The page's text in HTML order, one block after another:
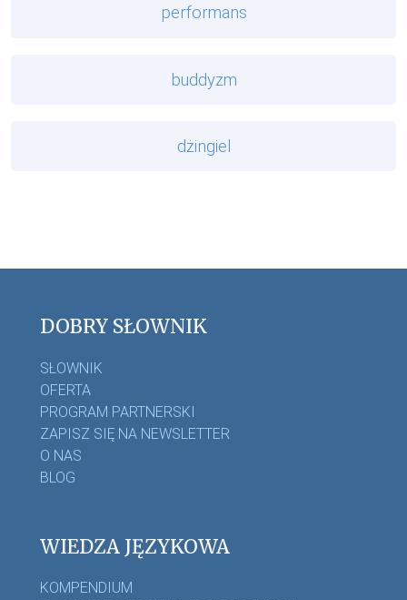
performans
buddyzm
dżingiel
DOBRY SŁOWNIK
SŁOWNIK
OFERTA
PROGRAM PARTNERSKI
ZAPISZ SIĘ NA NEWSLETTER
O NAS
BLOG
WIEDZA JĘZYKOWA
KOMPENDIUM